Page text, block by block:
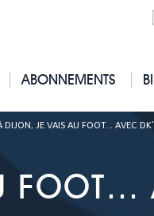
ABONNEMENTS
DIJON, JE VAIS AU FOOT… AVEC